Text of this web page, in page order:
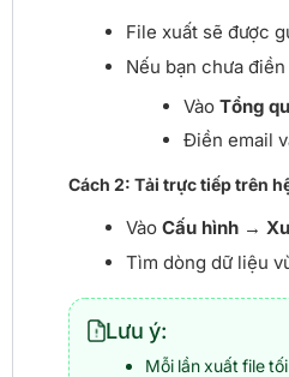
File xuất sẽ được
Nếu bạn chưa
Vào Tổng
Điền email
Cách 2: Tải trực tiếp trên
Vào Cấu hình →
Tìm dòng dữ liệu
Lưu ý:
Mỗi lần xuất file